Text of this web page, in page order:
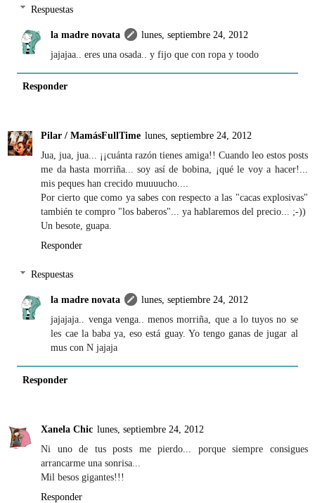
Respuestas
la madre novata
lunes, septiembre 24, 2012
jajajaa.. eres una osada.. y fijo que con ropa y toodo
Responder
Pilar / MamásFullTime lunes, septiembre 24, 2012
Jua, jua, jua... ¡¡cuánta razón tienes amiga!! Cuando leo estos posts
me da hasta morriña... soy así de bobina, ¡qué le voy a hacer!...
mis peques han crecido muuuucho....
Por cierto que como ya sabes con respecto a las "cacas explosivas"
también te compro "los baberos"... ya hablaremos del precio... ;-))
Un besote, guapa.
Responder
Respuestas
la madre novata
lunes, septiembre 24, 2012
jajajaja.. venga venga.. menos morriña, que a lo tuyos no se
les cae la baba ya, eso está guay. Yo tengo ganas de jugar al
mus con N jajaja
Responder
Xanela Chic lunes, septiembre 24, 2012
Ni uno de tus posts me pierdo... porque siempre consigues
arrancarme una sonrisa...
Mil besos gigantes!!!
Responder